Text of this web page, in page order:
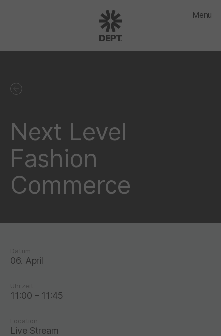
Menu
Next Level
Fashion
Commerce
Datum
06. April
Uhrzeit
11:00 – 11:45
Location
Live Stream